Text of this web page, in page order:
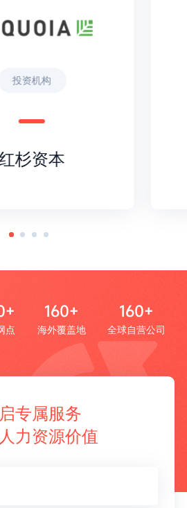
投资机构
杉资本
点
160+
海外覆盖地
160+
全球自营公司
专属服务
力资源价值